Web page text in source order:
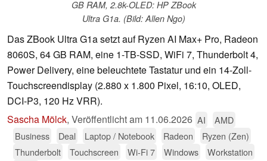
GB RAM, 2.8k-OLED: HP ZBook
Ultra G1a. (Bild: Allen Ngo)
Das ZBook Ultra G1a setzt auf Ryzen AI Max+ Pro, Radeon
8060S, 64 GB RAM, eine 1-TB-SSD, WiFi 7, Thunderbolt 4,
Power Delivery, eine beleuchtete Tastatur und ein 14-Zoll-
Touchscreendisplay (2.880 x 1.800 Pixel, 16:10, OLED,
DCI-P3, 120 Hz VRR).
Sascha Mölck, Veröffentlicht am 11.06.2026 AI
AMD
Business
Deal Laptop / Notebook Radeon
Ryzen (Zen)
Thunderbolt
Touchscreen Wi-Fi 7 Windows
Workstation